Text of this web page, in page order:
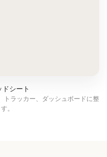
シート
トラッカー、ダッシュボードに整
。